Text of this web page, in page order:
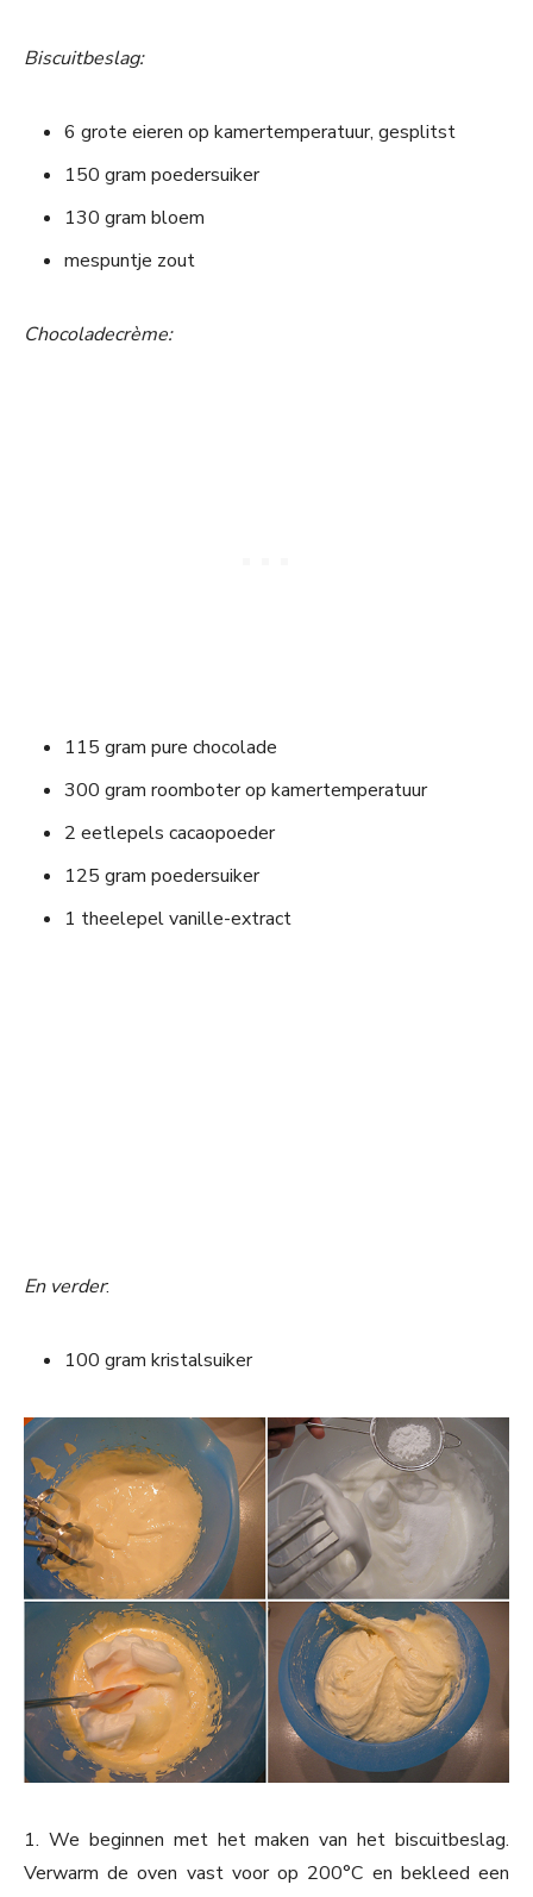
Biscuitbeslag:
6 grote eieren op kamertemperatuur, gesplitst
150 gram poedersuiker
130 gram bloem
mespuntje zout
Chocoladecrème:
115 gram pure chocolade
300 gram roomboter op kamertemperatuur
2 eetlepels cacaopoeder
125 gram poedersuiker
1 theelepel vanille-extract
En verder:
100 gram kristalsuiker
1. We beginnen met het maken van het biscuitbeslag.
Verwarm de oven vast voor op 200°C en bekleed een